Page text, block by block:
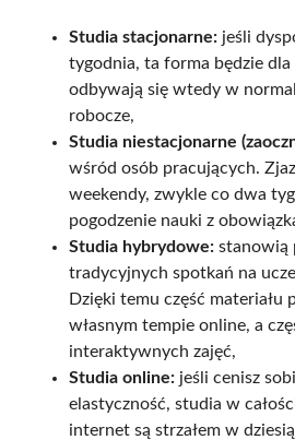
Studia stacjonarne: jeśli
tygodnia, ta forma będzie dla
odbywają się wtedy w
robocze,
Studia niestacjonarne
wśród osób pracujących.
weekendy, zwykle co dwa
pogodzenie nauki z
Studia hybrydowe: stanowią
tradycyjnych spotkań na
Dzięki temu część materiału
własnym tempie online, a
interaktywnych zajęć,
Studia online: jeśli cenisz
elastyczność, studia w
internet są strzałem w